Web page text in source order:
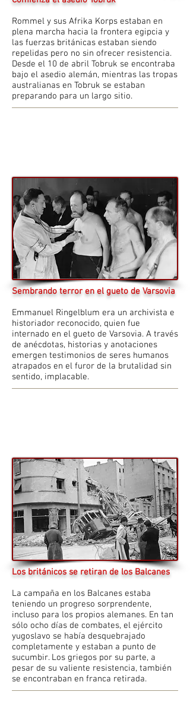
Rommel y sus Afrika Korps estaban en
plena marcha hacia la frontera egipcia y
las fuerzas británicas estaban siendo
repelidas pero no sin ofrecer resistencia.
Desde el 10 de abril Tobruk se encontraba
bajo el asedio alemán, mientras las tropas
australianas en Tobruk se estaban
preparando para un largo sitio.
Sembrando terror en el gueto de Varsovia
Emmanuel Ringelblum era un archivista e
historiador reconocido, quien fue
internado en el gueto de Varsovia. A través
de anécdotas, historias y anotaciones
emergen testimonios de seres humanos
atrapados en el furor de la brutalidad sin
sentido, implacable.
Los británicos se retiran de los Balcanes
La campaña en los Balcanes estaba
teniendo un progreso sorprendente,
incluso para los propios alemanes. En tan
sólo ocho días de combates, el ejército
yugoslavo se había desquebrajado
completamente y estaban a punto de
sucumbir. Los griegos por su parte, a
pesar de su valiente resistencia, también
se encontraban en franca retirada.